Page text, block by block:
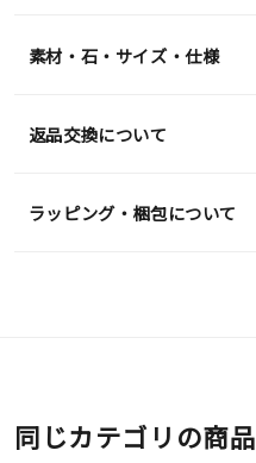
素材・石・サイズ・仕様
返品交換について
ラッピング・梱包について
同じカテゴリの商品